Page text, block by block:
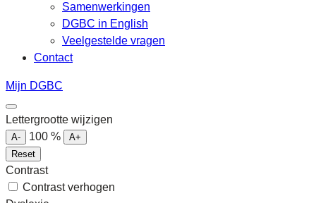
Samenwerkingen
DGBC in English
Veelgestelde vragen
Contact
Mijn DGBC
Lettergrootte wijzigen
A- 100 %
A+
Reset
Contrast
Contrast verhogen